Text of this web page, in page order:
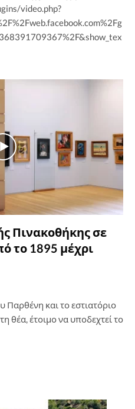
video.php?
Πινακοθήκης σε
το 1895 μέχρι
Παρθένη και το εστιατόριο
θέα, έτοιμο να υποδεχτεί το